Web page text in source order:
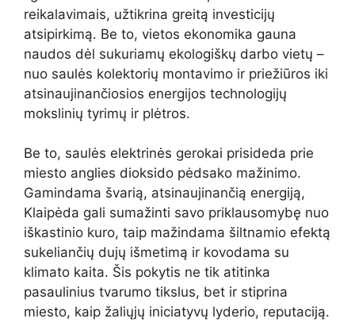
reikalavimais, užtikrina greitą investicijų
atsipirkimą. Be to, vietos ekonomika gauna
naudos dėl sukuriamų ekologiškų darbo vietų –
nuo saulės kolektorių montavimo ir priežiūros iki
atsinaujinančiosios energijos technologijų
mokslinių tyrimų ir plėtros.
Be to, saulės elektrinės gerokai prisideda prie
miesto anglies dioksido pėdsako mažinimo.
Gamindama švarią, atsinaujinančią energiją,
Klaipėda gali sumažinti savo priklausomybę nuo
iškastinio kuro, taip mažindama šiltnamio efektą
sukeliančių dujų išmetimą ir kovodama su
klimato kaita. Šis pokytis ne tik atitinka
pasaulinius tvarumo tikslus, bet ir stiprina
miesto, kaip žaliųjų iniciatyvų lyderio, reputaciją.